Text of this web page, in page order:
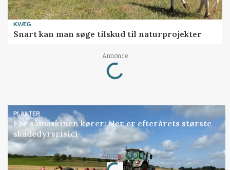
KVÆG
Snart kan man søge tilskud til naturprojekter
Annonce
Loading...
PLANTER
Før såmaskinen kører: Her er efterårets største
skadedyrsrisici
Annonce
Loading...